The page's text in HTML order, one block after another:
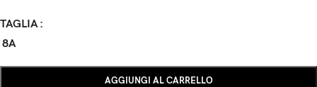
TAGLIA
8A
AGGIUNGI AL CARRELLO